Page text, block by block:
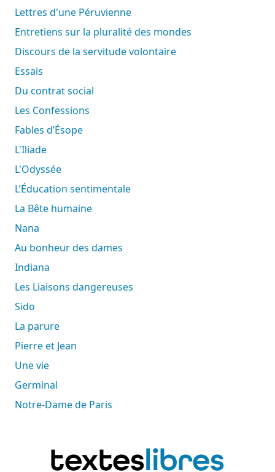
Lettres d'une Péruvienne
Entretiens sur la pluralité des mondes
Discours de la servitude volontaire
Essais
Du contrat social
Les Confessions
Fables d’Ésope
L'Iliade
L'Odyssée
L’Éducation sentimentale
La Bête humaine
Nana
Au bonheur des dames
Indiana
Les Liaisons dangereuses
Sido
La parure
Pierre et Jean
Une vie
Germinal
Notre-Dame de Paris